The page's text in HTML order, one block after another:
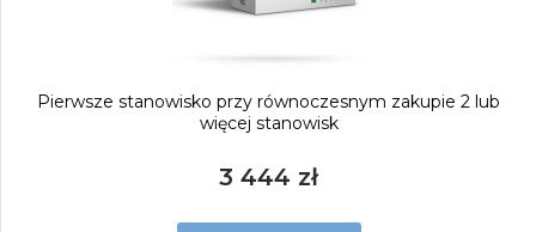
Pierwsze stanowisko przy równoczesnym zakupie 2 lub
więcej stanowisk
3 444 zł